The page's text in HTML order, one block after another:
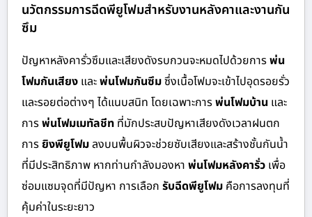
นวัตกรรมการฉีดพียูโฟมสำหรับงานหลังคาและงานกัน
ซึม
ปัญหาหลังคารั่วซึมและเสียงดังรบกวนจะหมดไปด้วยการพ่น
โฟมกันเสียง และพ่นโฟมกันซึมซึ่งเนื้อโฟมจะเข้าไปอุดรอยรั่ว
และรอยต่อต่างๆ ได้แนบสนิท โดยเฉพาะการพ่นโฟมบ้าน และ
การพ่นโฟมเมทัลชีท ที่มักประสบปัญหาเสียงดังเวลาฝนตก
การยิงพียูโฟมลงบนพื้นผิวจะช่วยซับเสียงและสร้างชั้นกันน้ำ
ที่มีประสิทธิภาพ หากท่านกำลังมองหา พ่นโฟมหลังคารั่ว เพื่อ
ซ่อมแซมจุดที่มีปัญหา การเลือก รับฉีดพียูโฟม คือการลงทุนที่
คุ้มค่าในระยะยาว